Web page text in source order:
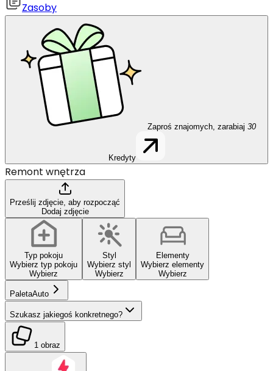
Zasoby
Zaproś znajomych, zarabiaj 30
Kredyty
Remont wnętrza
Prześlij zdjęcie, aby rozpocząć
Dodaj zdjęcie
Typ pokoju
Wybierz typ pokoju
Wybierz
Styl
Wybierz styl
Wybierz
Elementy
Wybierz elementy
Wybierz
PaletaAuto
Szukasz jakiegoś konkretnego?
1 obraz